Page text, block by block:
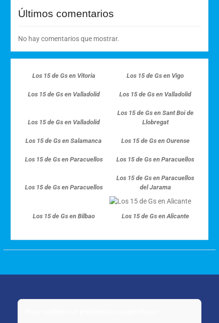
Últimos comentarios
No hay comentarios que mostrar.
Los 15 de Gs en Vitoria Los 15 de Gs en Vigo
Los 15 de Gs en Valladolid Los 15 de Gs en Valladolid
Los 15 de Gs en Valladolid
Los 15 de Gs en Sant Boi de
Llobregat
Los 15 de Gs en Salamanca Los 15 de Gs en Ourense
Los 15 de Gs en Paracuellos Los 15 de Gs en Paracuellos
Los 15 de Gs en Paracuellos
Los 15 de Gs en Paracuellos
del Jarama
Los 15 de Gs en Bilbao Los 15 de Gs en Alicante